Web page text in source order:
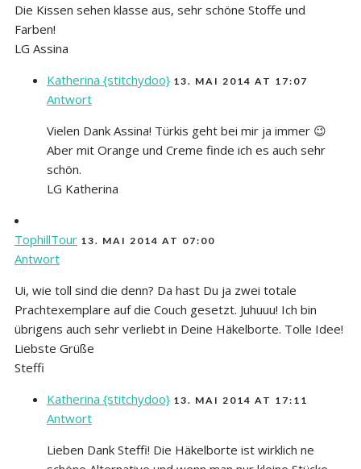
Die Kissen sehen klasse aus, sehr schöne Stoffe und
Farben!
LG Assina
Katherina {stitchydoo} 13. MAI 2014 AT 17:07
Antwort
Vielen Dank Assina! Türkis geht bei mir ja immer 😉
Aber mit Orange und Creme finde ich es auch sehr
schön.
LG Katherina
TophillTour 13. MAI 2014 AT 07:00
Antwort
Ui, wie toll sind die denn? Da hast Du ja zwei totale
Prachtexemplare auf die Couch gesetzt. Juhuuu! Ich bin
übrigens auch sehr verliebt in Deine Häkelborte. Tolle Idee!
Liebste Grüße
Steffi
Katherina {stitchydoo} 13. MAI 2014 AT 17:11
Antwort
Lieben Dank Steffi! Die Häkelborte ist wirklich ne